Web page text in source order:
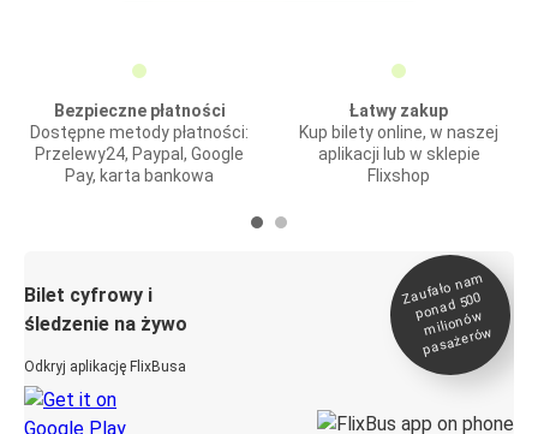
Bezpieczne płatności
Dostępne metody płatności:
Przelewy24, Paypal, Google
Pay, karta bankowa
Łatwy zakup
Kup bilety online, w naszej
aplikacji lub w sklepie
Flixshop
Bilet cyfrowy i
śledzenie na żywo
Odkryj aplikację FlixBusa
Zaufało na
m
ponad 500
milionó
w
pasażeró
w